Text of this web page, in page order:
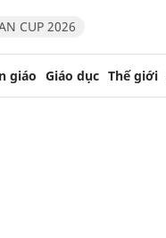
CUP 2026
giáo Giáo dục Thế giới